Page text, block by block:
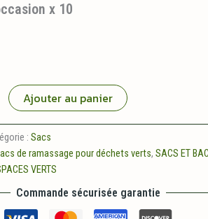
x 10
Ajouter au panier
:Sacs
de ramassage pour déchets verts,SACS ET
VERTS
Commande sécurisée garantie